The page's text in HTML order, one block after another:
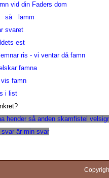
vid din Faders dom
så lamm
svaret
est
ris - vi ventar då famn
famna
famn
i list
hender så anden skamfistel
svar är min svar